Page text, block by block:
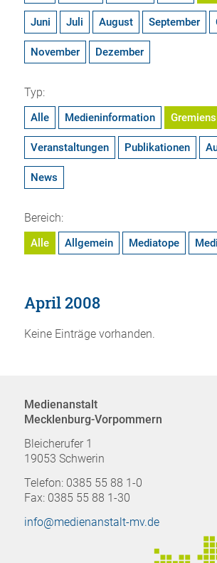
Juni Juli August September
November Dezember
Typ:
Alle Medieninformation
Veranstaltungen Publikationen
News
Bereich:
Alle Allgemein Mediatope
April 2008
Keine Einträge vorhanden.
Medienanstalt
Mecklenburg-Vorpommern
Bleicherufer 1
19053 Schwerin
Telefon: 0385 55 88 1-0
Fax: 0385 55 88 1-30
info@medienanstalt-mv.de